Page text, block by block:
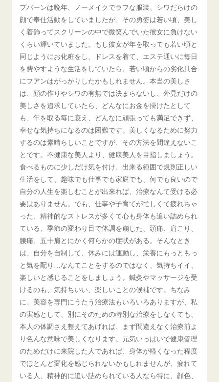
プバーンは晩年、ノーメイクでラフな服装、シワだらけの
顔で奉仕活動をしていましたが、その勇姿は若い頃、美し
く着飾ってスクリーンの中で微笑んでいた彼女に負けない
くらい輝いていました。もし彼女が年を取っても若い頃と
同じようにお化粧をし、ドレスを着て、エステ通いに毎日
を費やすような生活をしていたら、若い頃からの劣化具合
にフアンはがっかりしたかもしれません。本当の美しさ
は、顔の作りやシワの有無では決まらないし、外見だけの
美しさを追求していたら、どんなにお金を掛けたとして
も、年を取る毎に衰え、どんなに頑張っても満足できず、
幸せな気持ちになるのは困難です。美しくなるために努力
するのは素晴らしいことですが、その方法を間違えないこ
とです。不健康な美人より、健康美人を目指しましょう。
食べるものに少しだけ気を付け、出来る範囲で規則正しい
生活をして、趣味でも仕事でも家庭でも、何でも良いので
自分の人生を楽しむことが出来れば、治療なんて受ける必
要はありません。でも、仕事や子育てが忙しくて疲れちゃ
った、精神的なストレスが多くて心も身体も追い詰められ
ている、季節の変わり目で体調を崩した、頭痛、肩こり、
腰痛、五十肩とにかく何らかの症状がある。そんなとき
は、自分を自制して、休みには運動し、栄養にもっともっ
と気を配り…なんてことをするのではなく、気持ちイイ、
楽しいと感じることをしましょう。鍼灸やマッサージを受
けるのも、気持ちいい、楽しいことの候補です。ちなみ
に、美容を専門にうたう治療法もいろいろありますが、私
の実感として、別にそのための特別な治療をしなくても、
本人の体調さえ整えてあげれば、まず間違えなく治療前よ
り色んな意味で美しくなります。元気いっぱいで健康管理
のためだけに来院した人であれば、身体が軽くなった程度
でほとんど変化を感じられないかもしれませんが、疲れて
いる人、精神的に追い詰められている人なら特に、顔色、